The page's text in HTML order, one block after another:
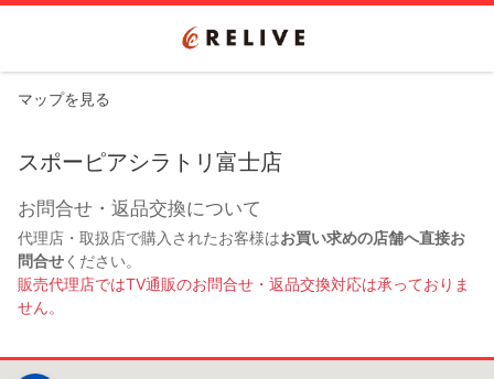
マップを見る
スポーピアシラトリ富士店
お問合せ・返品交換について
代理店・取扱店で購入されたお客様はお買い求めの店舗へ直接お
問合せください。
販売代理店ではTV通販のお問合せ・返品交換対応は承っておりま
せん。